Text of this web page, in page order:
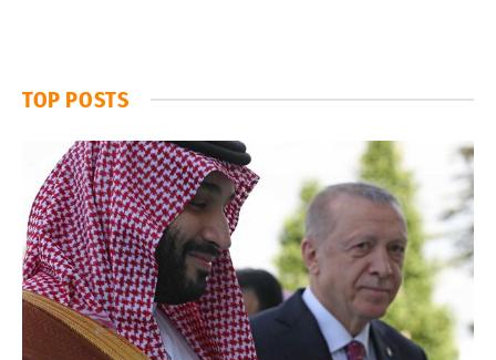
TOP POSTS